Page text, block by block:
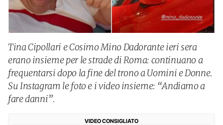
Tina Cipollari e Cosimo Mino Dadorante ieri sera
erano insieme per le strade di Roma: continuano a
frequentarsi dopo la fine del trono a Uomini e Donne.
Su Instagram le foto e i video insieme: “Andiamo a
fare danni”.
VIDEO CONSIGLIATO